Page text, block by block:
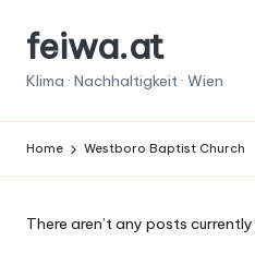
Skipfeiwa.at
Klima · Nachhaltigkeit · Wien
Home Westboro Baptist Church
There aren’t any posts